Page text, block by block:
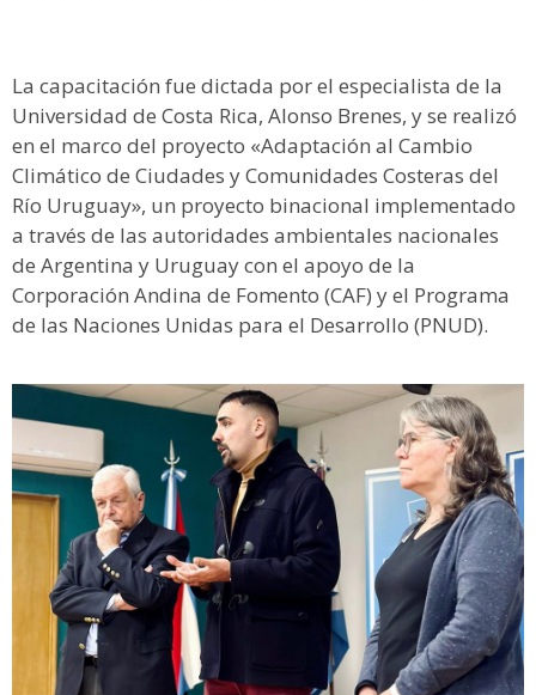
La capacitación fue dictada por el especialista de la
Universidad de Costa Rica, Alonso Brenes, y se realizó
en el marco del proyecto «Adaptación al Cambio
Climático de Ciudades y Comunidades Costeras del
Río Uruguay», un proyecto binacional implementado
a través de las autoridades ambientales nacionales
de Argentina y Uruguay con el apoyo de la
Corporación Andina de Fomento (CAF) y el Programa
de las Naciones Unidas para el Desarrollo (PNUD).